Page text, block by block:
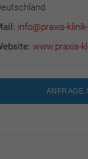
info@praxis-
www.praxis-
ANFRAGE